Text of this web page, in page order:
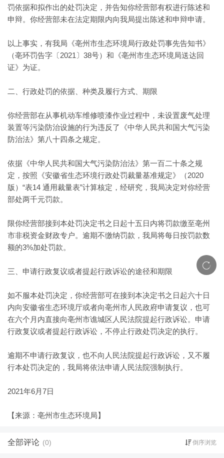
罚依据和拟作出的处罚决定，并告知你经营部有权进行陈述和
申辩。你经营部未在法定期限内向我局提出陈述和申辩申请。
以上事实，有我局《亳州市生态环境局行政处罚事先告知书》
（亳环罚告字〔2021〕38号）和《亳州市生态环境局送达回
证》为证。
二、行政处罚的依据、种类及履行方式、期限
你经营部在从事机动车维修喷漆作业过程中，未设置废气处理
装置等污染防治设施的行为违反了《中华人民共和国大气污染
防治法》第八十四条之规定。
依据《中华人民共和国大气污染防治法》第一百二十条之规
定，按照《安徽省生态环境行政处罚裁量基准规定》（2020
版）“表14 通用裁量表”计算核定，经研究，我局决定对你经营
部处两千元罚款。
限你经营部接到本处罚决定书之日起十五日内将罚款缴至亳州
市非税资金财政专户。逾期不缴纳罚款，我局将每日按罚款数
额的3%加处罚款。
三、申请行政复议或者提起行政诉讼的途径和期限
如不服本处罚决定，你经营部可在接到本决定书之日起六十日
内向安徽省生态环境厅或者向亳州市人民政府申请复议，也可
在六个月内直接向亳州市谯城区人民法院提起行政诉讼。申请
行政复议或者提起行政诉讼，不停止行政处罚决定的执行。
逾期不申请行政复议，也不向人民法院提起行政诉讼，又不履
行本处罚决定的，我局将依法申请人民法院强制执行。
2021年6月7日
【来源：亳州市生态环境局】
全部评论 (0) 倒序浏览